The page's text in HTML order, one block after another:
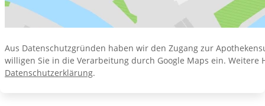
Aus Datenschutzgründen haben wir den Zugang zur
willigen Sie in die Verarbeitung durch Google Maps ein. Weitere
Datenschutzerklärung.